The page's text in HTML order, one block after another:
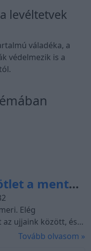
levéltetvek
váladéka, a
védelmezik is a
a menta
a
Elég
ujjaink között, és
és frissítő aroma. A
Tovább olvasom »